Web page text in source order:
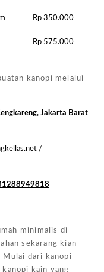
Rp 350.000
Rp 575.000
kanopi melalui
Jakarta Barat
/
minimalis di
sekarang kian
Mulai dari kanopi
kain yang